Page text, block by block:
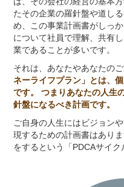
たその企業の羅針盤や道し
め、この事業計画書がしっ
について社員で理解、共有
業であることが多いです。
それは、あなたやあなたの
ネーライフプラン」とは、
です。
つまりあなたの人生
針盤になるべき計画です。
ご自身の人生にはビジョン
現するための計画書はあり
をするという「PDCAサイク